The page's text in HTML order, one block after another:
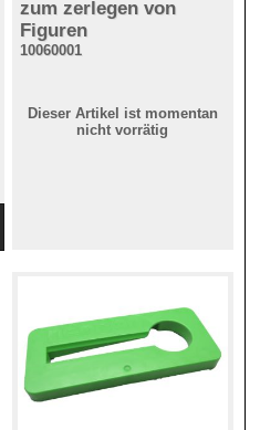
zum zerlegen von
Figuren
10060001
Dieser Artikel ist momentan
nicht vorrätig